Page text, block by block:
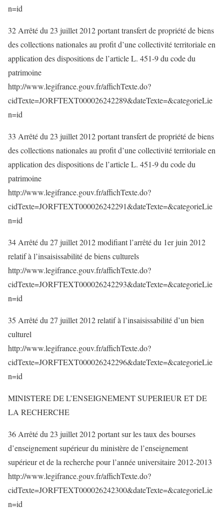
n=id
32 Arrêté du 23 juillet 2012 portant transfert de propriété de biens
des collections nationales au profit d’une collectivité territoriale en
application des dispositions de l’article L. 451-9 du code du
patrimoine
http://www.legifrance.gouv.fr/affichTexte.do?
cidTexte=JORFTEXT000026242289&dateTexte=&categorieLie
n=id
33 Arrêté du 23 juillet 2012 portant transfert de propriété de biens
des collections nationales au profit d’une collectivité territoriale en
application des dispositions de l’article L. 451-9 du code du
patrimoine
http://www.legifrance.gouv.fr/affichTexte.do?
cidTexte=JORFTEXT000026242291&dateTexte=&categorieLie
n=id
34 Arrêté du 27 juillet 2012 modifiant l’arrêté du 1er juin 2012
relatif à l’insaisissabilité de biens culturels
http://www.legifrance.gouv.fr/affichTexte.do?
cidTexte=JORFTEXT000026242293&dateTexte=&categorieLie
n=id
35 Arrêté du 27 juillet 2012 relatif à l’insaisissabilité d’un bien
culturel
http://www.legifrance.gouv.fr/affichTexte.do?
cidTexte=JORFTEXT000026242296&dateTexte=&categorieLie
n=id
MINISTERE DE L’ENSEIGNEMENT SUPERIEUR ET DE
LA RECHERCHE
36 Arrêté du 23 juillet 2012 portant sur les taux des bourses
d’enseignement supérieur du ministère de l’enseignement
supérieur et de la recherche pour l’année universitaire 2012-2013
http://www.legifrance.gouv.fr/affichTexte.do?
cidTexte=JORFTEXT000026242300&dateTexte=&categorieLie
n=id